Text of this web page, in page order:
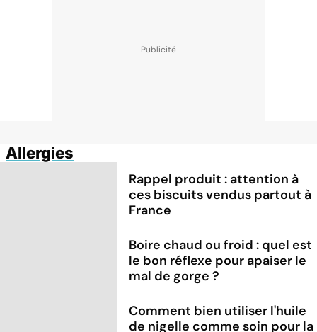
Allergies
Rappel produit : attention à
ces biscuits vendus partout à
France
Boire chaud ou froid : quel est
le bon réflexe pour apaiser le
mal de gorge ?
Comment bien utiliser l'huile
de nigelle comme soin pour la